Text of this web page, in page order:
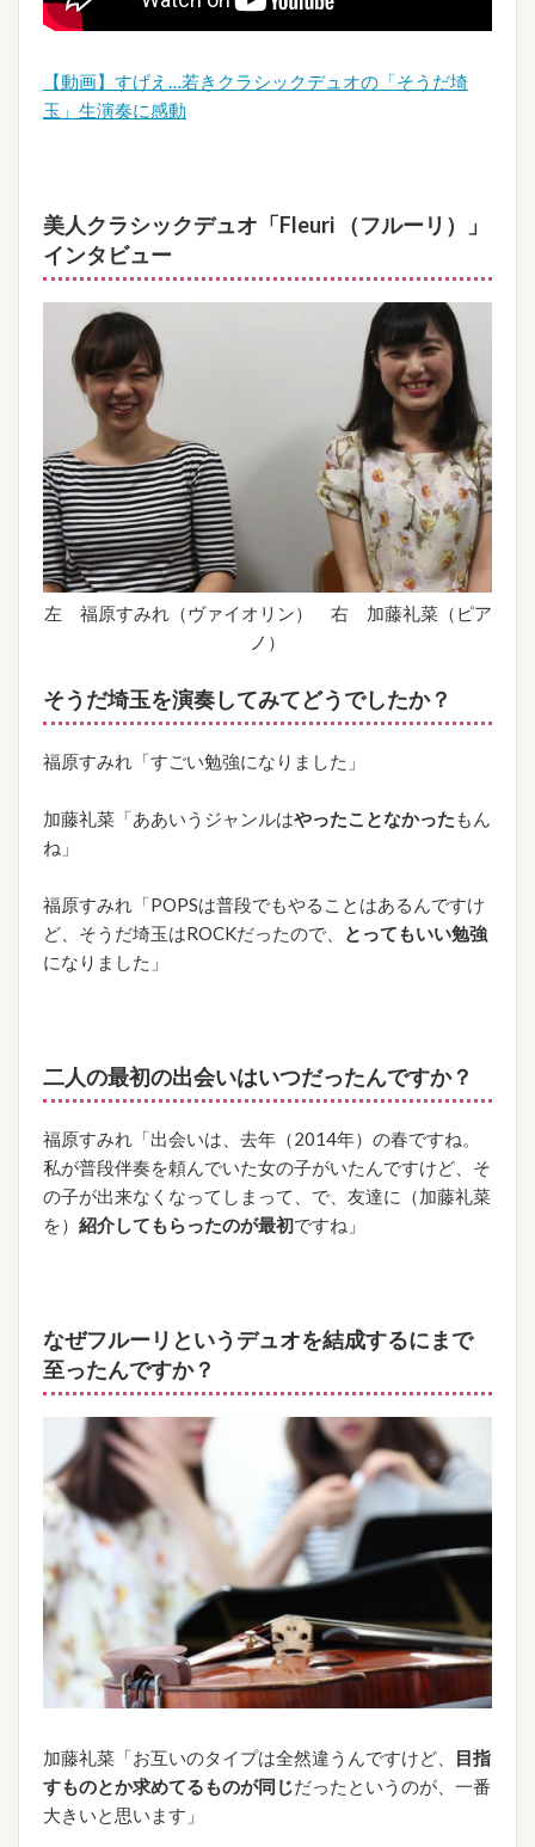
【動画】すげえ…若きクラシックデュオの「そうだ埼
玉」生演奏に感動
美人クラシックデュオ「Fleuri （フルーリ）」
インタビュー
左 福原すみれ（ヴァイオリン） 右 加藤礼菜（ピア
ノ）
そうだ埼玉を演奏してみてどうでしたか？
福原すみれ「すごい勉強になりました」
加藤礼菜「ああいうジャンルはやったことなかった もん
ね」
福原すみれ「POPSは普段でもやることはあるんですけ
ど、そうだ埼玉はROCKだったので、
とってもいい勉強
になりました」
二人の最初の出会いはいつだったんですか？
福原すみれ「出会いは、去年（2014年）の春ですね。
私が普段伴奏を頼んでいた女の子がいたんですけど、そ
の子が出来なくなってしまって、で、友達に（加藤礼菜
を） 紹介してもらったのが最初ですね」
なぜフルーリというデュオを結成するにまで
至ったんですか？
加藤礼菜「お互いのタイプは全然違うんですけど、
目指
すものとか求めてるものが同じだったというのが、一番
大きいと思います」